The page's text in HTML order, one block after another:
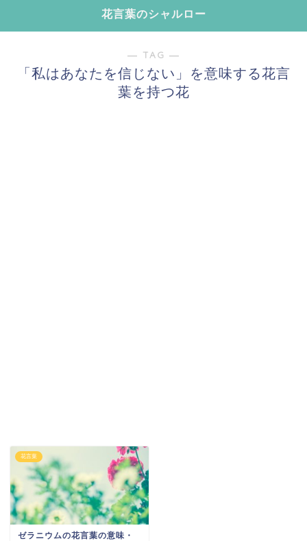
花言葉のシャルロー
― TAG ―
「私はあなたを信じない」を意味する花言
葉を持つ花
花言葉
ゼラニウムの花言葉の意味・